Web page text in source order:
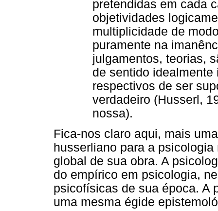
pretendidas em cada
objetividades
multiplicidade de
puramente na
julgamentos, teorias,
de sentido
respectivos de ser
verdadeiro (Husserl,
nossa).
Fica-nos claro aqui, mais
husserliano para a
global de sua obra. A
do empírico em psicologia,
psicofísicas de sua época. A
uma mesma égide